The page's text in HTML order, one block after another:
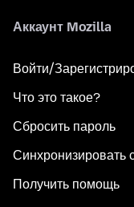
Аккаунт Mozilla
Войти/
Что это такое?
Сбросить пароль
Синхронизировать
Получить помощь